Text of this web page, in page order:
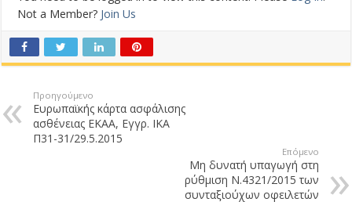
Not a Member? Join Us
Προηγούμενο
Ευρωπαϊκής κάρτα ασφάλισης
ασθένειας ΕΚΑΑ, Εγγρ. ΙΚΑ
Π31-31/29.5.2015
Επόμενο
Μη δυνατή υπαγωγή στη
ρύθμιση Ν.4321/2015 των
συνταξιούχων οφειλετών